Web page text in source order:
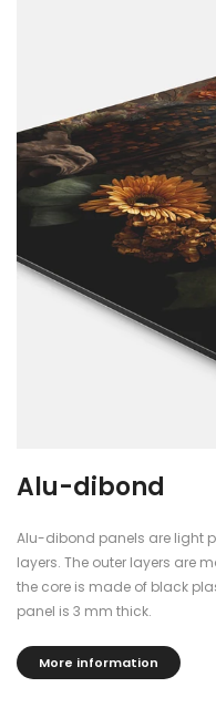
Alu-dibond
Alu-dibond panels are light
layers. The outer layers are
the core is made of black
panel is 3 mm thick.
More information